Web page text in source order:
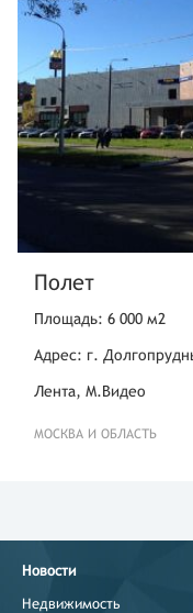
Полет
Площадь: 6 000 м2
Адрес: г.
Лента, М.Видео
МОСКВА И ОБЛАСТЬ
Новости
Недвижимость